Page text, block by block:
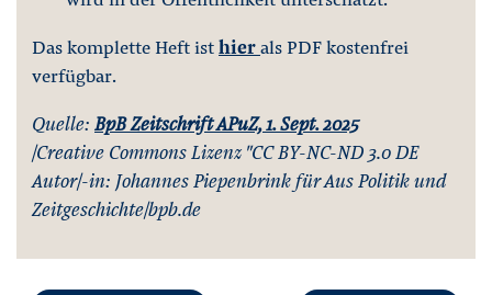
Das komplette Heft isthierals PDF kostenfrei
verfügbar.
Quelle: BpB Zeitschrift APuZ, 1. Sept. 2025
/Creative Commons Lizenz "CC BY-NC-ND 3.0 DE
Autor/-in: Johannes Piepenbrink für Aus Politik und
Zeitgeschichte/bpb.de